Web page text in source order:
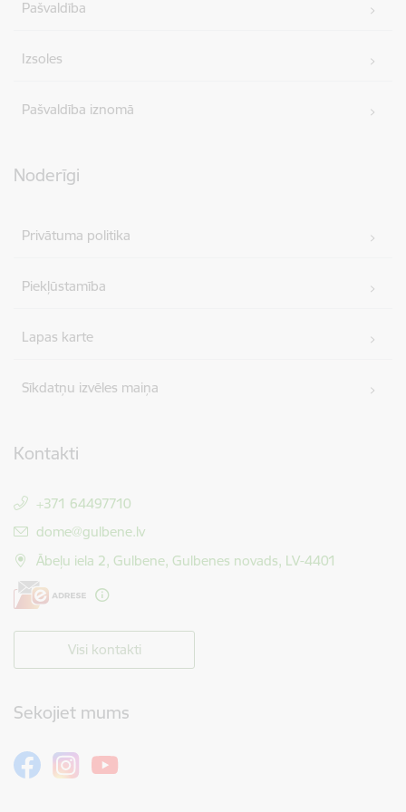
Pašvaldība
Izsoles
Pašvaldība iznomā
Noderīgi
Privātuma politika
Piekļūstamība
Lapas karte
Sīkdatņu izvēles maiņa
Kontakti
+371 64497710
E-pasts:
dome@gulbene.lv
Ābeļu iela 2, Gulbene, Gulbenes novads, LV-4401
Visi kontakti
Sekojiet mums